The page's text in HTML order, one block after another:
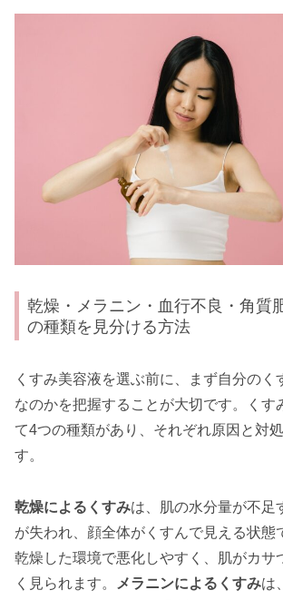
乾燥・メラニン・血行不良・角質
の種類を見分ける方法
くすみ美容液を選ぶ前に、まず自分のく
なのかを把握することが大切です。くす
て4つの種類があり、それぞれ原因と対
す。
乾燥によるくすみは、肌の水分量が不足
が失われ、顔全体がくすんで見える状態
乾燥した環境で悪化しやすく、肌がカサ
く見られます。
メラニンによるくすみは